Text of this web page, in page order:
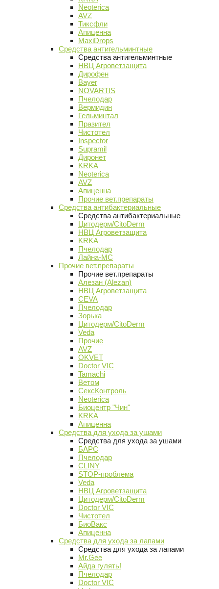
Neoterica
AVZ
Тиксфли
Апиценна
MaxiDrops
Средства антигельминтные
Средства антигельминтные
НВЦ Агроветзащита
Дирофен
Bayer
NOVARTIS
Пчелодар
Вермидин
Гельминтал
Празител
Чистотел
Inspector
Supramil
Диронет
KRKA
Neoterica
AVZ
Апиценна
Прочие вет.препараты
Средства антибактериальные
Средства антибактериальные
Цитодерм/CitoDerm
НВЦ Агроветзащита
KRKA
Пчелодар
Лайна-МС
Прочие вет.препараты
Прочие вет.препараты
Алезан (Alezan)
НВЦ Агроветзащита
CEVA
Пчелодар
Зорька
Цитодерм/CitoDerm
Veda
Прочие
AVZ
OKVET
Doctor VIC
Tamachi
Ветом
СексКонтроль
Neoterica
Биоцентр "Чин"
KRKA
Апиценна
Средства для ухода за ушами
Средства для ухода за ушами
БАРС
Пчелодар
CLINY
STOP-проблема
Veda
НВЦ Агроветзащита
Цитодерм/CitoDerm
Doctor VIC
Чистотел
БиоВакс
Апиценна
Средства для ухода за лапами
Средства для ухода за лапами
Mr.Gee
Айда гулять!
Пчелодар
Doctor VIC